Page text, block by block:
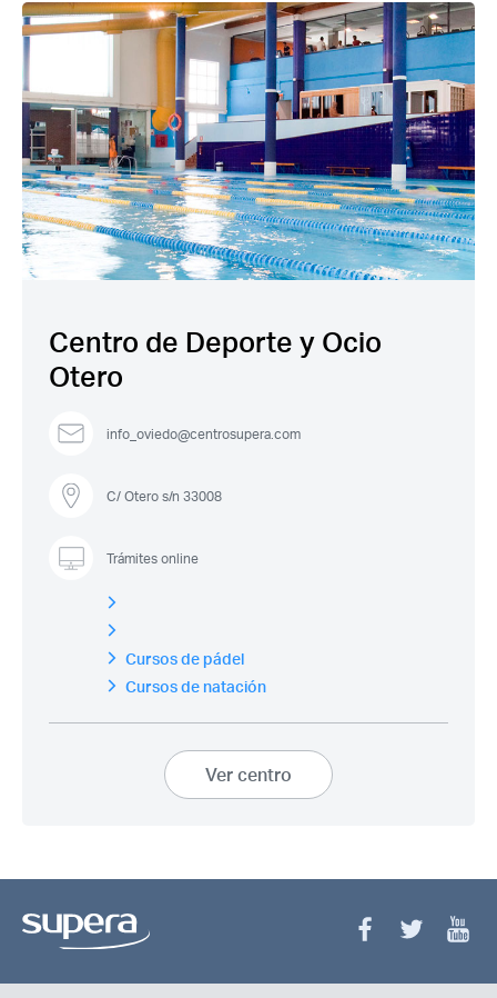
Acceso socios
Centro de Deporte y Ocio
Otero
info_oviedo@centrosupera.com
C/ Otero s/n 33008
Trámites online
Cursos de pádel
Cursos de natación
Ver centro